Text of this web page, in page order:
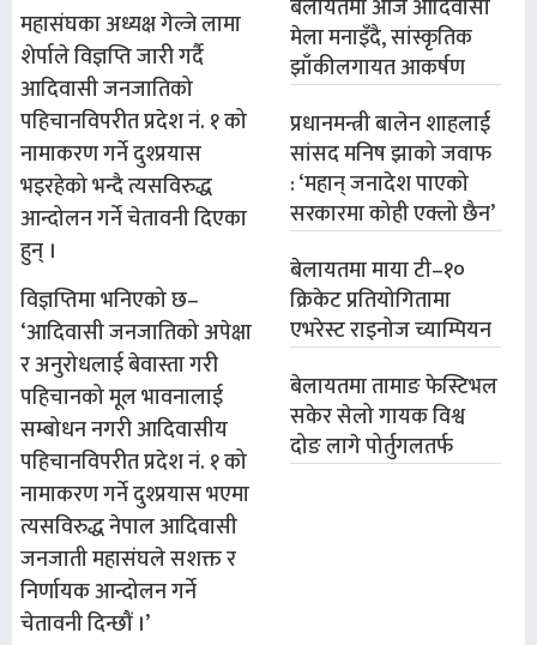
महासंघका अध्यक्ष गेल्जे लामा
शेर्पाले विज्ञप्ति जारी गर्दै
आदिवासी जनजातिको
पहिचानविपरीत प्रदेश नं. १ को
नामाकरण गर्ने दुश्प्रयास
भइरहेको भन्दै त्यसविरुद्ध
आन्दोलन गर्ने चेतावनी दिएका
हुन् ।
विज्ञप्तिमा भनिएको छ–
‘आदिवासी जनजातिको अपेक्षा
र अनुरोधलाई बेवास्ता गरी
पहिचानको मूल भावनालाई
सम्बोधन नगरी आदिवासीय
पहिचानविपरीत प्रदेश नं. १ को
नामाकरण गर्ने दुश्प्रयास भएमा
त्यसविरुद्ध नेपाल आदिवासी
जनजाती महासंघले सशक्त र
निर्णायक आन्दोलन गर्ने
चेतावनी दिन्छौं ।’
बेलायतमा आज आदिवासी
मेला मनाइँदै, सांस्कृतिक
झाँकीलगायत आकर्षण
प्रधानमन्त्री बालेन शाहलाई
सांसद मनिष झाको जवाफ
: ‘महान् जनादेश पाएको
सरकारमा कोही एक्लो छैन’
बेलायतमा माया टी–१०
क्रिकेट प्रतियोगितामा
एभरेस्ट राइनोज च्याम्पियन
बेलायतमा तामाङ फेस्टिभल
सकेर सेलो गायक विश्व
दोङ लागे पोर्तुगलतर्फ